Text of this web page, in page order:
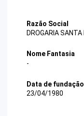
Razão Social
DROGARIA
Nome Fantasia
-
Data de fundação
23/04/1980